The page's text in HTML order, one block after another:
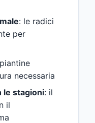
: le radici
per
necessaria
le stagioni: il
il